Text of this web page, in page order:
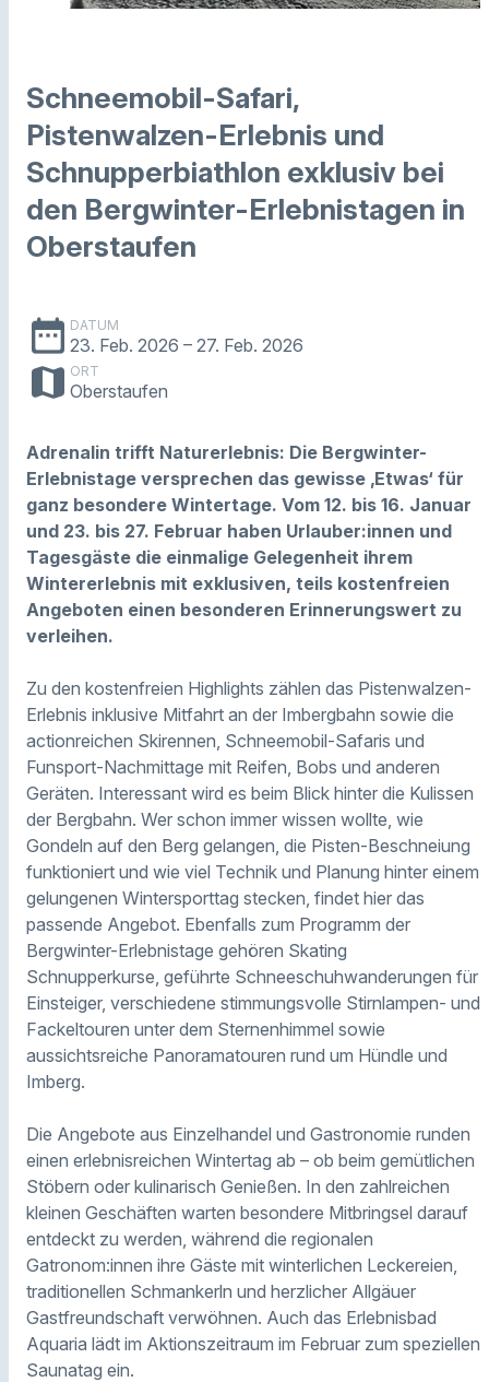
Schneemobil-Safari,
Pistenwalzen-Erlebnis und
Schnupperbiathlon exklusiv bei
den Bergwinter-Erlebnistagen in
Oberstaufen
date_range DATUM
23. Feb. 2026 – 27. Feb. 2026
map ORT
Oberstaufen
Adrenalin trifft Naturerlebnis: Die Bergwinter-
Erlebnistage versprechen das gewisse ‚Etwas‘ für
ganz besondere Wintertage. Vom 12. bis 16. Januar
und 23. bis 27. Februar haben Urlauber:innen und
Tagesgäste die einmalige Gelegenheit ihrem
Wintererlebnis mit exklusiven, teils kostenfreien
Angeboten einen besonderen Erinnerungswert zu
verleihen.
Zu den kostenfreien Highlights zählen das Pistenwalzen-
Erlebnis inklusive Mitfahrt an der Imbergbahn sowie die
actionreichen Skirennen, Schneemobil-Safaris und
Funsport-Nachmittage mit Reifen, Bobs und anderen
Geräten. Interessant wird es beim Blick hinter die Kulissen
der Bergbahn. Wer schon immer wissen wollte, wie
Gondeln auf den Berg gelangen, die Pisten-Beschneiung
funktioniert und wie viel Technik und Planung hinter einem
gelungenen Wintersporttag stecken, findet hier das
passende Angebot. Ebenfalls zum Programm der
Bergwinter-Erlebnistage gehören Skating
Schnupperkurse, geführte Schneeschuhwanderungen für
Einsteiger, verschiedene stimmungsvolle Stirnlampen- und
Fackeltouren unter dem Sternenhimmel sowie
aussichtsreiche Panoramatouren rund um Hündle und
Imberg.
Die Angebote aus Einzelhandel und Gastronomie runden
einen erlebnisreichen Wintertag ab – ob beim gemütlichen
Stöbern oder kulinarisch Genießen. In den zahlreichen
kleinen Geschäften warten besondere Mitbringsel darauf
entdeckt zu werden, während die regionalen
Gatronom:innen ihre Gäste mit winterlichen Leckereien,
traditionellen Schmankerln und herzlicher Allgäuer
Gastfreundschaft verwöhnen. Auch das Erlebnisbad
Aquaria lädt im Aktionszeitraum im Februar zum speziellen
Saunatag ein.